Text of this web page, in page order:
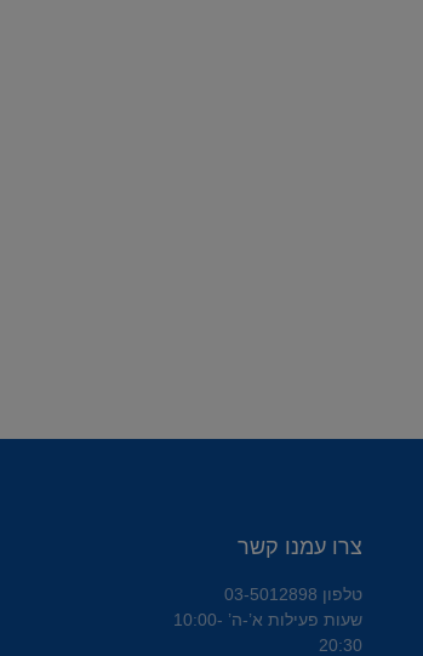
צרו עמנו קשר
טלפון 03-5012898
שעות פעילות א’-ה’ 10:00-
20:30